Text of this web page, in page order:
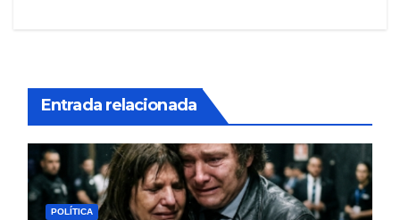
Entrada relacionada
POLÍTICA